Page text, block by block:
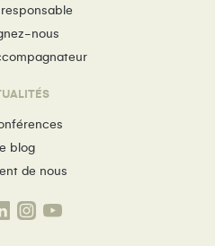
nous
blog
de nous